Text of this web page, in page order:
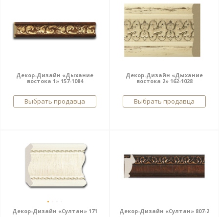
Декор-Дизайн «Дыхание
востока 1» 157-1084
Выбрать продавца
Декор-Дизайн «Дыхание
востока 2» 162-1028
Выбрать продавца
Декор-Дизайн «Султан» 171 Декор-Дизайн «Султан» 807-2